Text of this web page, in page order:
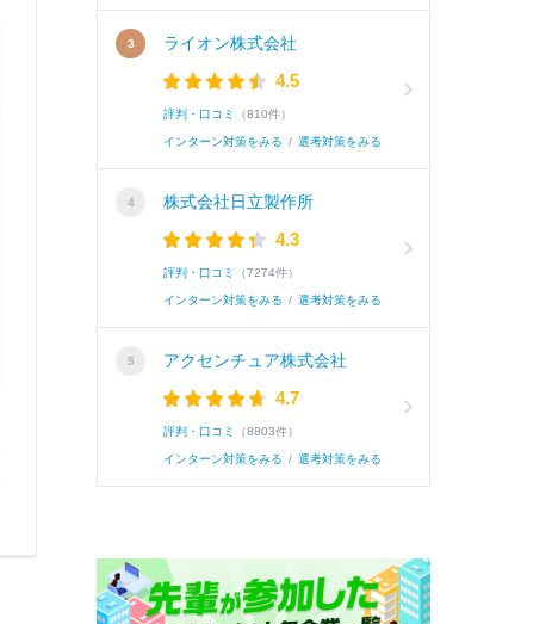
品質保証【大阪】
ライオン株式会社
4.5
評判・口コミ （810件）
インターン対策をみる / 選考対策をみる
株式会社日立製作所
4.3
評判・口コミ （7274件）
インターン対策をみる / 選考対策をみる
アクセンチュア株式会社
4.7
評判・口コミ （8803件）
インターン対策をみる / 選考対策をみる